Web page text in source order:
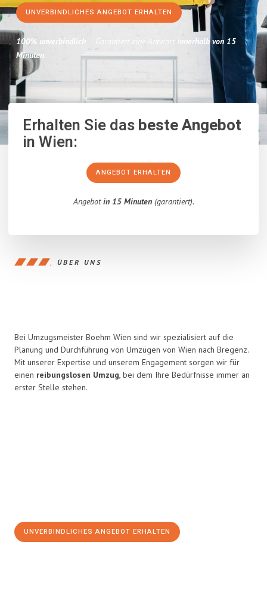
UNVERBINDLICHES ANGEBOT ERHALTEN
100% unverbindlich – Garantiert eine Antwort innerhalb von 15
Minuten.
Erhalten Sie dasbeste Angebot
in Wien:
ANGEBOT ERHALTEN
Angebotin 15 Minuten(garantiert).
ÜBER UNS
Bei Umzugsmeister Boehm Wien sind wir spezialisiert auf die
Planung und Durchführung von Umzügen von Wien nach Bregenz.
Mit unserer Expertise und unserem Engagement sorgen wir für
einen reibungslosen Umzug, bei dem Ihre Bedürfnisse immer an
erster Stelle stehen.
UNVERBINDLICHES ANGEBOT ERHALTEN